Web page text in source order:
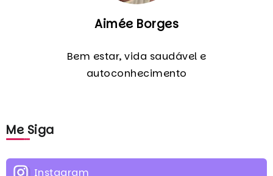
Aimée Borges
Bem estar, vida saudável e
autoconhecimento
Me Siga
Instagram